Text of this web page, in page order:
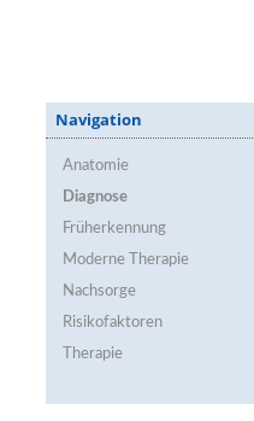
Navigation
Anatomie
Diagnose
Früherkennung
Moderne Therapie
Nachsorge
Risikofaktoren
Therapie